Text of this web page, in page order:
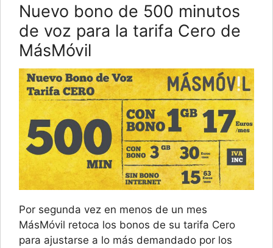
Nuevo bono de 500 minutos
de voz para la tarifa Cero de
MásMóvil
Por segunda vez en menos de un mes
MásMóvil retoca los bonos de su tarifa Cero
para ajustarse a lo más demandado por los